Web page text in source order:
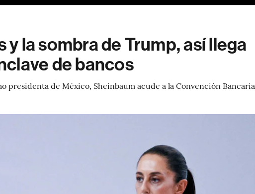
y la sombra de Trump, así llega
de bancos
presidenta de México, Sheinbaum acude a la Convención Bancaria